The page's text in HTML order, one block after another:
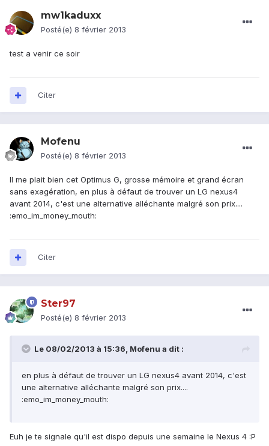
mw1kaduxx
Posté(e) 8 février 2013
test a venir ce soir
Citer
Mofenu
Posté(e) 8 février 2013
Il me plait bien cet Optimus G, grosse mémoire et grand écran
sans exagération, en plus à défaut de trouver un LG nexus4
avant 2014, c'est une alternative alléchante malgré son prix....
:emo_im_money_mouth:
Citer
Ster97
Posté(e) 8 février 2013
Le 08/02/2013 à 15:36, Mofenu a dit :
en plus à défaut de trouver un LG nexus4 avant 2014, c'est
une alternative alléchante malgré son prix....
:emo_im_money_mouth:
Euh je te signale qu'il est dispo depuis une semaine le Nexus 4 :P